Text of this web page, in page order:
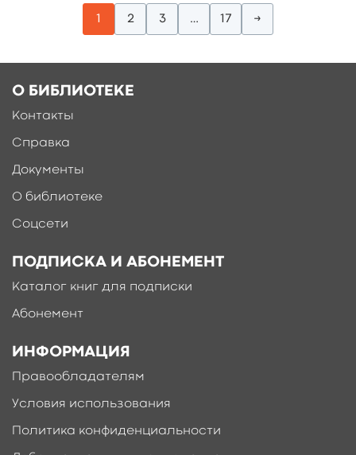
2 3 … 17 →
О БИБЛИОТЕКЕ
Контакты
Справка
Документы
О библиотеке
Соцсети
ПОДПИСКА И АБОНЕМЕНТ
Каталог книг для подписки
Абонемент
ИНФОРМАЦИЯ
Правообладателям
Условия использования
Политика конфиденциальности